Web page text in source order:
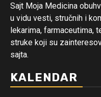
Sajt Moja Medicina
u vidu vesti, stručnih i
lekarima, farmaceutima,
struke koji su
sajta.
KALENDAR